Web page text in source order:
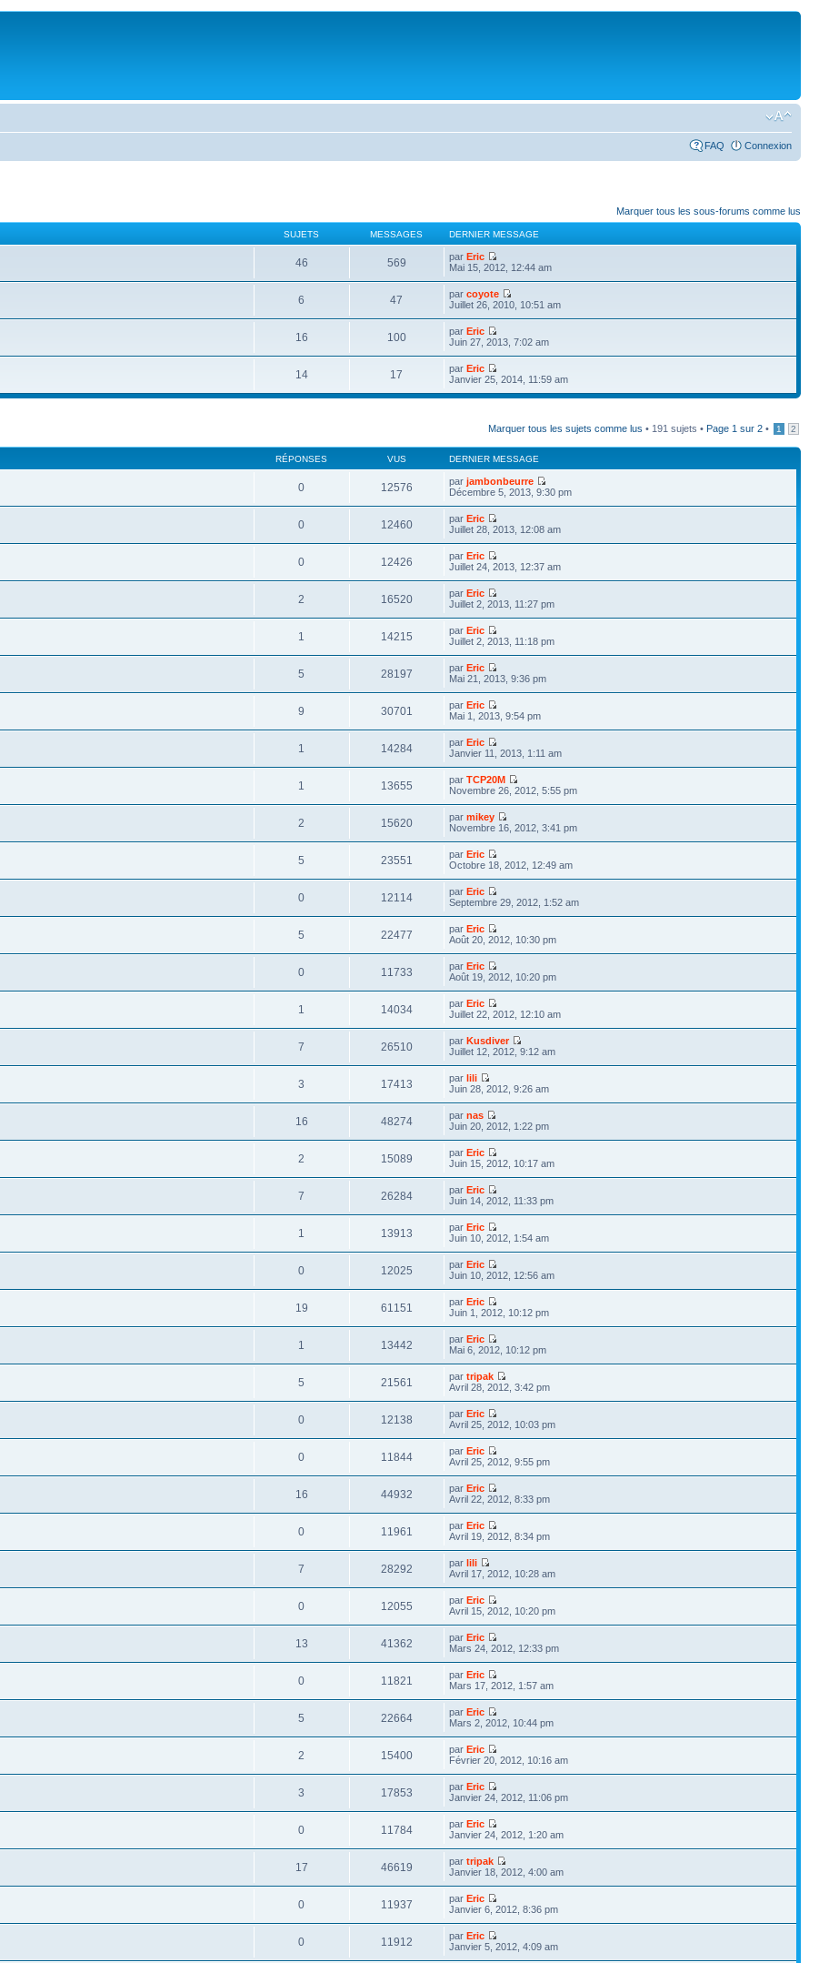
FAQ Connexion
Marquer tous les sous-forums comme lus
SUJETS MESSAGES DERNIER MESSAGE
46 569 parEric
Mai 15, 2012, 12:44 am
6 47 parcoyote
Juillet 26, 2010, 10:51 am
16 100 parEric
Juin 27, 2013, 7:02 am
14 17 parEric
Janvier 25, 2014, 11:59 am
Marquer tous les sujets comme lus • 191 sujets • Page 1 sur 2 • 1 2
RÉPONSES VUS DERNIER MESSAGE
0 12576 parjambonbeurre
Décembre 5, 2013, 9:30 pm
0 12460 parEric
Juillet 28, 2013, 12:08 am
0 12426 parEric
Juillet 24, 2013, 12:37 am
2 16520 parEric
Juillet 2, 2013, 11:27 pm
1 14215 parEric
Juillet 2, 2013, 11:18 pm
5 28197 parEric
Mai 21, 2013, 9:36 pm
9 30701 parEric
Mai 1, 2013, 9:54 pm
1 14284 parEric
Janvier 11, 2013, 1:11 am
1 13655 parTCP20M
Novembre 26, 2012, 5:55 pm
2 15620 parmikey
Novembre 16, 2012, 3:41 pm
5 23551 parEric
Octobre 18, 2012, 12:49 am
0 12114 parEric
Septembre 29, 2012, 1:52 am
5 22477 parEric
Août 20, 2012, 10:30 pm
0 11733 parEric
Août 19, 2012, 10:20 pm
1 14034 parEric
Juillet 22, 2012, 12:10 am
7 26510 parKusdiver
Juillet 12, 2012, 9:12 am
3 17413 parlili
Juin 28, 2012, 9:26 am
16 48274 parnas
Juin 20, 2012, 1:22 pm
2 15089 parEric
Juin 15, 2012, 10:17 am
7 26284 parEric
Juin 14, 2012, 11:33 pm
1 13913 parEric
Juin 10, 2012, 1:54 am
0 12025 parEric
Juin 10, 2012, 12:56 am
19 61151 parEric
Juin 1, 2012, 10:12 pm
1 13442 parEric
Mai 6, 2012, 10:12 pm
5 21561 partripak
Avril 28, 2012, 3:42 pm
0 12138 parEric
Avril 25, 2012, 10:03 pm
0 11844 parEric
Avril 25, 2012, 9:55 pm
16 44932 parEric
Avril 22, 2012, 8:33 pm
0 11961 parEric
Avril 19, 2012, 8:34 pm
7 28292 parlili
Avril 17, 2012, 10:28 am
0 12055 parEric
Avril 15, 2012, 10:20 pm
13 41362 parEric
Mars 24, 2012, 12:33 pm
0 11821 parEric
Mars 17, 2012, 1:57 am
5 22664 parEric
Mars 2, 2012, 10:44 pm
2 15400 parEric
Février 20, 2012, 10:16 am
3 17853 parEric
Janvier 24, 2012, 11:06 pm
0 11784 parEric
Janvier 24, 2012, 1:20 am
17 46619 partripak
Janvier 18, 2012, 4:00 am
0 11937 parEric
Janvier 6, 2012, 8:36 pm
0 11912 parEric
Janvier 5, 2012, 4:09 am